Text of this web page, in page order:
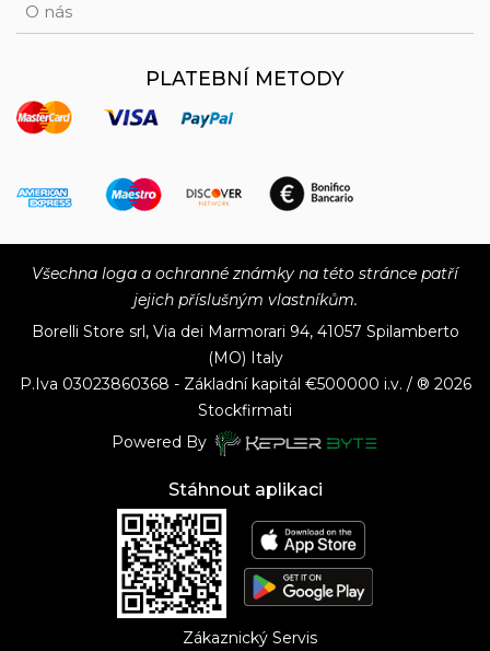
O nás
PLATEBNÍ METODY
Všechna loga a ochranné známky na této stránce patří
jejich příslušným vlastníkům.
Borelli Store srl, Via dei Marmorari 94, 41057 Spilamberto
(MO) Italy
P.Iva 03023860368 - Základní kapitál €500000 i.v. / ® 2026
Stockfirmati
Powered By
Stáhnout aplikaci
Zákaznický Servis